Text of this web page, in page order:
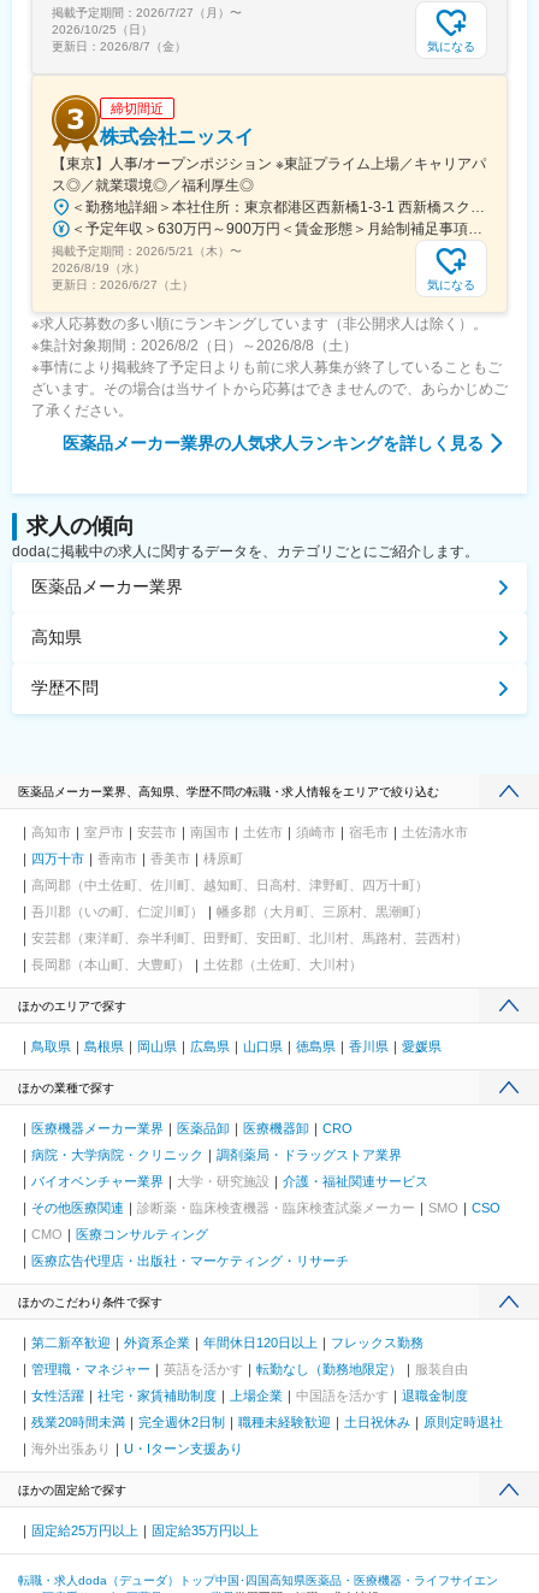
■組織構成：
12名(40歳～72歳)が在籍しています。
くりを大切にしています。
また、仕事とプライベートの両立を支援し、ワークライフバラン
スを重視した働きやすい職場づくりに努めています。
変更の範囲：会社の定める業務
掲載予定期間： 2026/7/27（月） 〜
2026/10/25（日）
更新日： 2026/8/7（金） 気になる
締切間近
株式会社ニッスイ
【東京】人事/オープンポジション ※東証プライム上場／キャリアパ
ス◎／就業環境◎／福利厚生◎
＜勤務地詳細＞本社住所：東京都港区西新橋1-3-1 西新橋スクエア勤務地最寄駅：東京メトロ線／内幸町駅受動喫煙対策：屋内全面禁煙変更の範囲：会社の定める事業所（リモートワーク含む）
＜予定年収＞630万円～900万円＜賃金形態＞月給制補足事項なし＜賃金内訳＞月額（基本給）：330,000円～448,000円＜月給＞330,000円～448,000円＜昇給有無＞有＜残業手当＞有＜給与補足＞※給与詳細は、経験・経歴を考慮のうえ、決定します。■賞与：年2回（6月・12月）※2026年 度見込（ 6.0ヶ月）※時間外、法定外休日勤務をした場合は30%の割増手当支給法定休日勤務の場合は、35%の割増手当支給賃金はあくまでも目安の金額であり、選考を通じて上下する可能性があります。月給(月額)は固定手当を含めた表記です。
掲載予定期間： 2026/5/21（木） 〜
2026/8/19（水）
更新日： 2026/6/27（土） 気になる
※求人応募数の多い順にランキングしています（非公開求人は除く）。
※集計対象期間：2026/8/2（日）～2026/8/8（土）
※事情により掲載終了予定日よりも前に求人募集が終了していることもご
ざいます。その場合は当サイトから応募はできませんので、あらかじめご
了承ください。
医薬品メーカー業界の人気求人ランキングを詳しく見る
求人の傾向
dodaに掲載中の求人に関するデータを、カテゴリごとにご紹介します。
医薬品メーカー業界
高知県
学歴不問
医薬品メーカー業界、高知県、学歴不問の転職・求人情報をエリアで絞り込む
高知市 室戸市 安芸市 南国市 土佐市 須崎市 宿毛市
土佐清水市
四万十市
香南市 香美市
梼原町
高岡郡（中土佐町、佐川町、越知町、日高村、津野町、四万十町）
吾川郡（いの町、仁淀川町）
幡多郡（大月町、三原村、黒潮町）
安芸郡（東洋町、奈半利町、田野町、安田町、北川村、馬路村、芸西村）
長岡郡（本山町、大豊町）
土佐郡（土佐町、大川村）
ほかのエリアで探す
鳥取県 島根県 岡山県 広島県 山口県 徳島県 香川県 愛媛県
ほかの業種で探す
医療機器メーカー業界 医薬品卸 医療機器卸
CRO
病院・大学病院・クリニック
調剤薬局・ドラッグストア業界
バイオベンチャー業界
大学・研究施設
介護・福祉関連サービス
その他医療関連
診断薬・臨床検査機器・臨床検査試薬メーカー SMO
CSO
CMO
医療コンサルティング
医療広告代理店・出版社・マーケティング・リサーチ
ほかのこだわり条件で探す
第二新卒歓迎 外資系企業 年間休日120日以上
フレックス勤務
管理職・マネジャー
英語を活かす 転勤なし（勤務地限定）
服装自由
女性活躍
社宅・家賃補助制度 上場企業 中国語を活かす
退職金制度
残業20時間未満
完全週休2日制 職種未経験歓迎 土日祝休み
原則定時退社
海外出張あり
U・Iターン支援あり
ほかの固定給で探す
固定給25万円以上 固定給35万円以上
転職・求人doda（デューダ）トップ中国･四国高知県医薬品・医療機器・ライフサイエン